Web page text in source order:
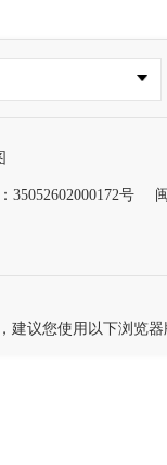
35052602000172号
建议您使用以下浏览